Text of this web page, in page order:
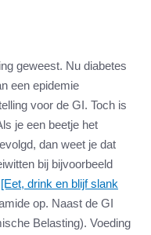
geweest. Nu diabetes
een epidemie
voor de GI. Toch is
je een beetje het
dan weet je dat
bij bijvoorbeeld
[Eet, drink en blijf slank
op. Naast de GI
Belasting). Voeding